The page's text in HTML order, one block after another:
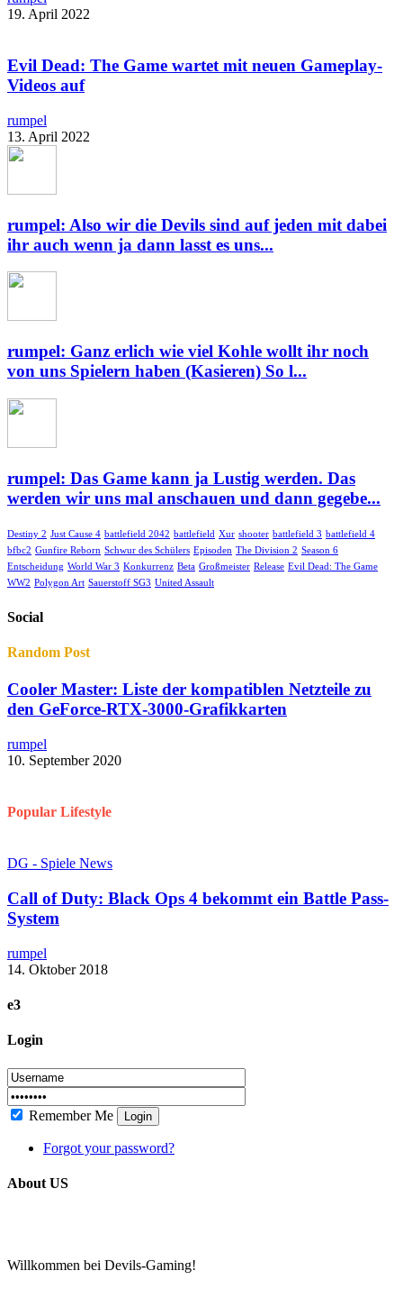
19. April 2022
Evil Dead: The Game wartet mit neuen Gameplay-
Videos auf
rumpel
13. April 2022
rumpel: Also wir die Devils sind auf jeden mit dabei
ihr auch wenn ja dann lasst es uns...
rumpel: Ganz erlich wie viel Kohle wollt ihr noch
von uns Spielern haben (Kasieren) So l...
rumpel: Das Game kann ja Lustig werden. Das
werden wir uns mal anschauen und dann gegebe...
Destiny 2 Just Cause 4 battlefield 2042 battlefield Xur shooter battlefield 3 battlefield 4
bfbc2 Gunfire Reborn Schwur des Schülers Episoden The Division 2 Season 6
Entscheidung World War 3 Konkurrenz Beta Großmeister Release Evil Dead: The Game
WW2 Polygon Art Sauerstoff SG3 United Assault
Social
Random Post
Cooler Master: Liste der kompatiblen Netzteile zu
den GeForce-RTX-3000-Grafikkarten
rumpel
10. September 2020
Popular Lifestyle
DG - Spiele News
Call of Duty: Black Ops 4 bekommt ein Battle Pass-
System
rumpel
14. Oktober 2018
e3
Login
Remember Me Login
Forgot your password?
About US
Willkommen bei Devils-Gaming!